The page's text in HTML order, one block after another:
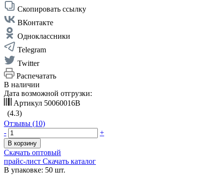
Скопировать ссылку
ВКонтакте
Одноклассники
Telegram
Twitter
Распечатать
В наличии
Дата возможной отгрузки:
Артикул 50060016В
(4.3)
Отзывы (10)
-
+
В корзину
Скачать оптовый
прайс-лист Скачать каталог
В упаковке: 50 шт.